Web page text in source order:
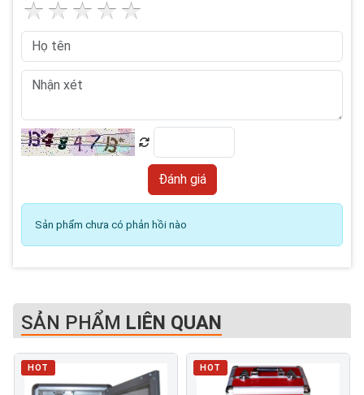
Sản phẩm chưa có phản hồi nào
SẢN PHẨM LIÊN QUAN
HOT HOT